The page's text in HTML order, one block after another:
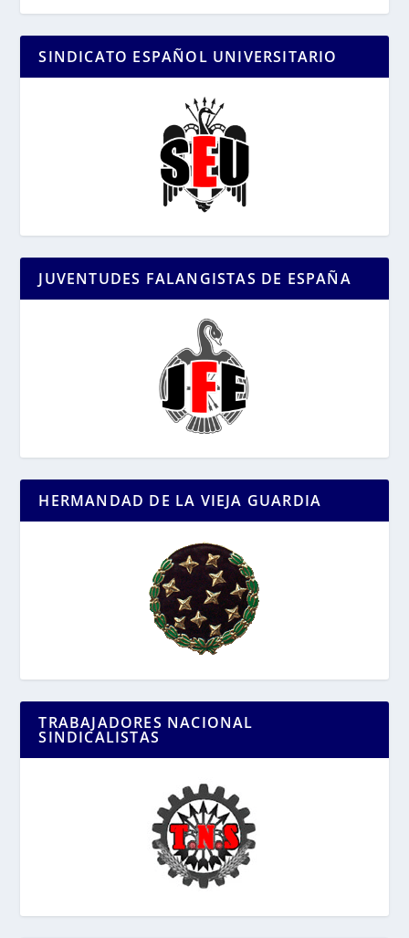
SINDICATO ESPAÑOL UNIVERSITARIO
JUVENTUDES FALANGISTAS DE ESPAÑA
HERMANDAD DE LA VIEJA GUARDIA
TRABAJADORES NACIONAL
SINDICALISTAS